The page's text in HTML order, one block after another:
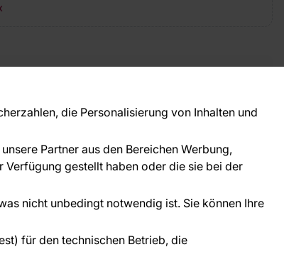
die Personalisierung von Inhalten und
Partner aus den Bereichen Werbung,
gestellt haben oder die sie bei der
nicht unbedingt notwendig ist. Sie können Ihre
für den technischen Betrieb, die